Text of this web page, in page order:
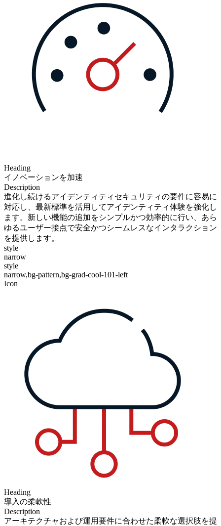
Heading
イノベーションを加速
Description
進化し続けるアイデンティティセキュリティの要件に容易に
対応し、最新標準を活用してアイデンティティ体験を強化し
ます。新しい機能の追加をシンプルかつ効率的に行い、あら
ゆるユーザー接点で安全かつシームレスなインタラクション
を提供します。
style
narrow
style
narrow,bg-pattern,bg-grad-cool-101-left
Icon
Heading
導入の柔軟性
Description
アーキテクチャおよび運用要件に合わせた柔軟な選択肢を提